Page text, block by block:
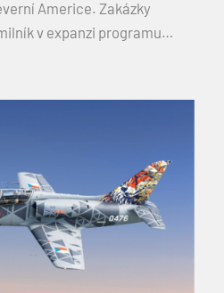
Americe. Zakázky
v expanzi programu
tak AERO získalo nové